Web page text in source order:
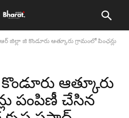
జిల్లా జి కొండూరు ఆత్కూరు గ్రామంలో పింఛన్లు
ఆత్కూరు
పంపిణీ చేసిన